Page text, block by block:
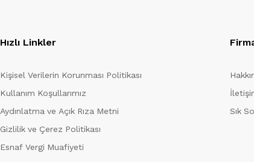
Hızlı Linkler
Kişisel Verilerin Korunması Politikası
Kullanım Koşullarımız
Aydınlatma ve Açık Rıza Metni
Gizlilik ve Çerez Politikası
Esnaf Vergi Muafiyeti
Sık